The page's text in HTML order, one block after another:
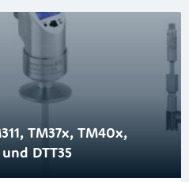
TM37x, TM40x,
DTT35